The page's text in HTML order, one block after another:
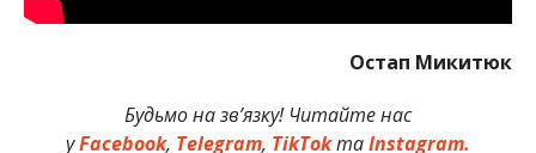
Остап Микитюк
Будьмо на зв’язку! Читайте нас
уFacebook, Telegram, TikTokтаInstagram.